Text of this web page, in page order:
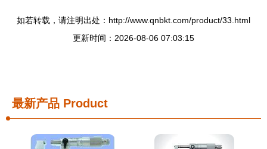
如若转载，请注明出处：http://www.qnbkt.com/product/33.html
更新时间：2026-08-06 07:03:15
最新产品 Product